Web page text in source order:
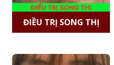
ĐIỀU TRỊ SONG THỊ